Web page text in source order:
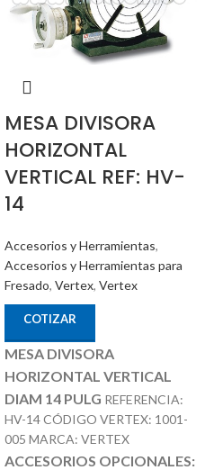
MESA DIVISORA
HORIZONTAL
VERTICAL REF: HV-
14
Accesorios y Herramientas,
Accesorios y Herramientas para
Fresado, Vertex, Vertex
COTIZAR
MESA DIVISORA
HORIZONTAL VERTICAL
DIAM 14 PULG REFERENCIA:
HV-14 CÓDIGO VERTEX: 1001-
005 MARCA: VERTEX
ACCESORIOS OPCIONALES: